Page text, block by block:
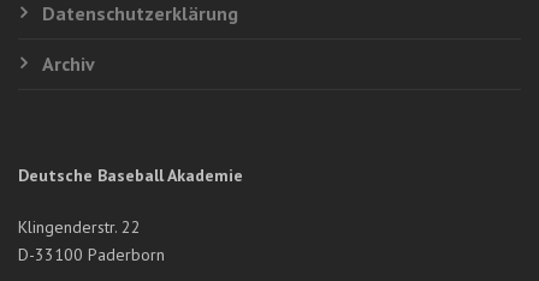
Datenschutzerklärung
Archiv
Deutsche Baseball Akademie
Klingenderstr. 22
D-33100 Paderborn